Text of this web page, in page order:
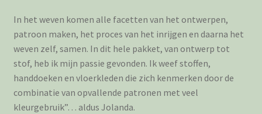
In het weven komen alle facetten van het ontwerpen,
patroon maken, het proces van het inrijgen en daarna het
weven zelf, samen. In dit hele pakket, van ontwerp tot
stof, heb ik mijn passie gevonden. Ik weef stoffen,
handdoeken en vloerkleden die zich kenmerken door de
combinatie van opvallende patronen met veel
kleurgebruik”… aldus Jolanda.